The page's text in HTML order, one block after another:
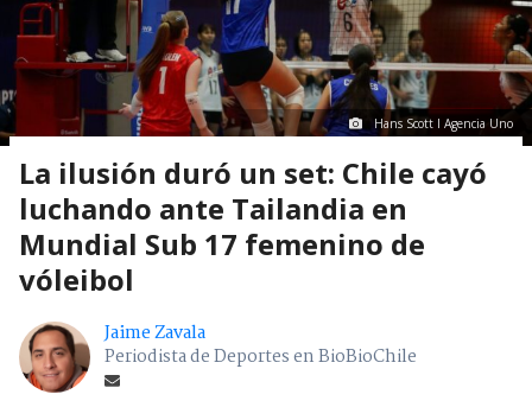
Hans Scott I Agencia Uno
La ilusión duró un set: Chile cayó
luchando ante Tailandia en
Mundial Sub 17 femenino de
vóleibol
Jaime Zavala
Periodista de Deportes en BioBioChile